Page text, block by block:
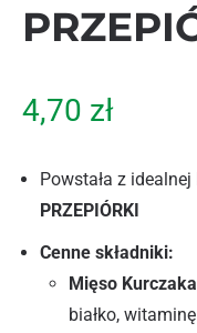
4,70 zł
Powstała z
PRZEPIÓRKI
Cenne składniki:
Mięso Kurczaka
białko,